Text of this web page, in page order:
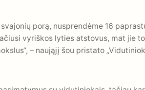
porą, nusprendėme 16
vyriškos lyties atstovus, mat jie
– naująjį šou pristato